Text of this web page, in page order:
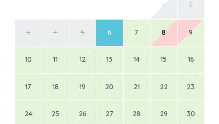
1 2
3 4 5 6 7 8 9
10 11 12 13 14 15 16
17 18 19 20 21 22 23
24 25 26 27 28 29 30